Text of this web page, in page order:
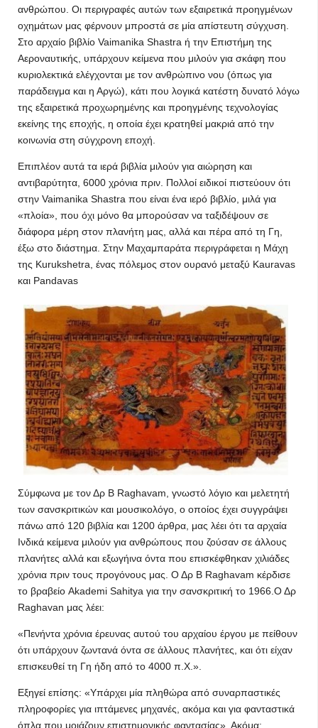
ανθρώπου. Οι περιγραφές αυτών των εξαιρετικά προηγμένων
οχημάτων μας φέρνουν μπροστά σε μία απίστευτη σύγχυση.
Στο αρχαίο βιβλίο Vaimanika Shastra ή την Επιστήμη της
Αεροναυτικής, υπάρχουν κείμενα που μιλούν για σκάφη που
κυριολεκτικά ελέγχονται με τον ανθρώπινο νου (όπως για
παράδειγμα και η Αργώ), κάτι που λογικά κατέστη δυνατό λόγω
της εξαιρετικά προχωρημένης και προηγμένης τεχνολογίας
εκείνης της εποχής, η οποία έχει κρατηθεί μακριά από την
κοινωνία στη σύγχρονη εποχή.
Επιπλέον αυτά τα ιερά βιβλία μιλούν για αιώρηση και
αντιβαρύτητα, 6000 χρόνια πριν. Πολλοί ειδικοί πιστεύουν ότι
στην Vaimanika Shastra που είναι ένα ιερό βιβλίο, μιλά για
«πλοία», που όχι μόνο θα μπορούσαν να ταξιδέψουν σε
διάφορα μέρη στον πλανήτη μας, αλλά και πέρα από τη Γη,
έξω στο διάστημα. Στην Μαχαμπαράτα περιγράφεται η Μάχη
της Kurukshetra, ένας πόλεμος στον ουρανό μεταξύ Kauravas
και Pandavas
Σύμφωνα με τον Δρ Β Raghavam, γνωστό λόγιο και μελετητή
των σανσκριτικών και μουσικολόγο, ο οποίος έχει συγγράψει
πάνω από 120 βιβλία και 1200 άρθρα, μας λέει ότι τα αρχαία
Ινδικά κείμενα μιλούν για ανθρώπους που ζούσαν σε άλλους
πλανήτες αλλά και εξωγήινα όντα που επισκέφθηκαν χιλιάδες
χρόνια πριν τους προγόνους μας. Ο Δρ Β Raghavam κέρδισε
το βραβείο Akademi Sahitya για την σανσκριτική το 1966.Ο Δρ
Raghavan μας λέει:
«Πενήντα χρόνια έρευνας αυτού του αρχαίου έργου με πείθουν
ότι υπάρχουν ζωντανά όντα σε άλλους πλανήτες, και ότι είχαν
επισκευθεί τη Γη ήδη από το 4000 π.Χ.».
Εξηγεί επίσης: «Υπάρχει μία πληθώρα από συναρπαστικές
πληροφορίες για ιπτάμενες μηχανές, ακόμα και για φανταστικά
όπλα που μοιάζουν επιστημονικής φαντασίας». Ακόμα: